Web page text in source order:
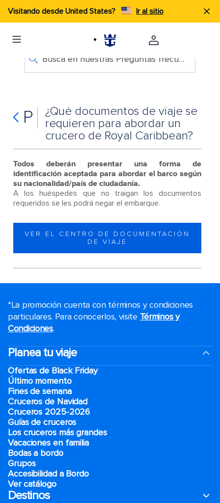
Visitando desde United States? Ir al sitio
Busca en nuestras Preguntas frecuentes
P
¿Qué documentos de viaje se
requieren para abordar un
crucero de Royal Caribbean?
Todos deberán presentar una forma de
identificación aceptada para abordar el barco según
su nacionalidad/país de ciudadanía.
A los huéspedes que no traigan los documentos
requeridos se les podrá negar el embarque.
VER EL CENTRO DE DOCUMENTACIÓN
DE VIAJE
*La promoción cuenta con términos y condiciones
particulares. Para conocerlos, visite Términos y
Condiciones.
Planea tu viaje
Ofertas de Black Friday
Último momento
Fines de semana
Cruceros de Navidad
Cruceros 2025-2026
Guías de cruceros
Los cruceros más grandes
Vacaciones en familia
Bodas a bordo
Grupos
Accesibilidad a Bordo
Ver catálogo
Destinos